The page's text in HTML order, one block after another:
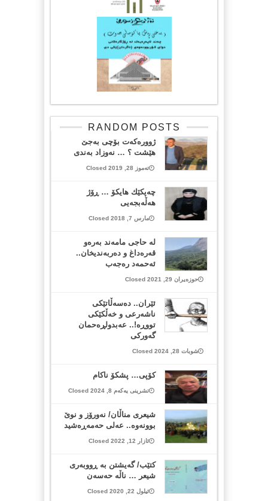
RANDOM POSTS
ژوورەکەت بۆچی بەجێ
ھێشت ؟ … نەوزاد بەندی
تەموز 28, 2019 Closed
چه‌پكێك هایكۆ … ڕۆژ
هه‌ڵه‌بجه‌یی
مارس 7, 2018 Closed
له‌ حاجی مامه‌ند به‌ره‌و
قه‌ره‌داغ و ده‌ربه‌ندیخان..
ئه‌حمه‌د ره‌جه‌ب
حوزەیران 29, 2021 Closed
ئێران.. دەسەڵاتێکی
ناشەرعی و خەڵکێکی
تووڕە!.. عەبدولڕەحمان
گەورکی
شوبات 28, 2024 Closed
کۆپی… پشکۆ ناکام
تشرینی یەکەم 8, 2024 Closed
شیعری مناڵان/ نەورۆز و نوێ
بوونەوە.. عەلی حەمەڕەشید
ئازار 12, 2022 Closed
کتێب/ گەیشتن بە ڕووبەری
شیعر … ناڵە حەسەن
ئیلول 22, 2020 Closed